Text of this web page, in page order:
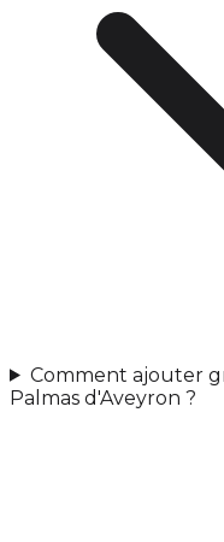
Comment ajouter
Palmas d'Aveyron ?